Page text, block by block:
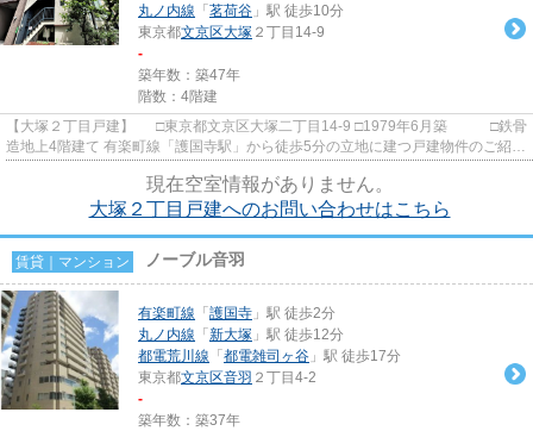
丸ノ内線 「 茗荷谷 」駅 徒歩10分
東京都文京区大塚 ２丁目14-9
-
築年数：築47年
階数：4階建
【大塚２丁目戸建】 □東京都文京区大塚二丁目14-9 □1979年6月築 □鉄骨
造地上4階建て 有楽町線「護国寺駅」から徒歩5分の立地に建つ戸建物件のご紹介
現在空室情報がありません。
大塚２丁目戸建へのお問い合わせはこちら
賃貸｜マンション ノーブル音羽
有楽町線 「 護国寺 」駅 徒歩2分
丸ノ内線 「 新大塚 」駅 徒歩12分
都電荒川線 「 都電雑司ヶ谷 」駅 徒歩17分
東京都文京区音羽 ２丁目4-2
-
築年数：築37年